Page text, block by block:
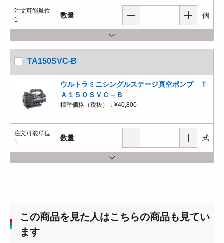
注文可能単位
1
数量 個
TA150SVC-B
ウルトラミニシングルステージ真空ポンプ Ｔ
Ａ１５０ＳＶＣ－Ｂ
標準価格（税抜）： ¥40,800
注文可能単位
1
数量 式
この商品を見た人はこちらの商品も見てい
ます